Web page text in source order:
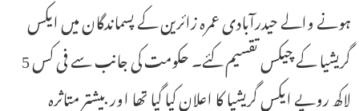
ہونے والے حیدرآبادی عمرہ زائرین کے پسماندگان میں ایکس
گریشیا کے چیکس تقسیم کئے۔ حکومت کی جانب سے فی کس 5
لاکھ روپے ایکس گریشیا کا اعلان کیا گیا تھا اور بیشتر متاثرہ